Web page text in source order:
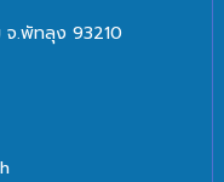
จ.พัทลุง 93210